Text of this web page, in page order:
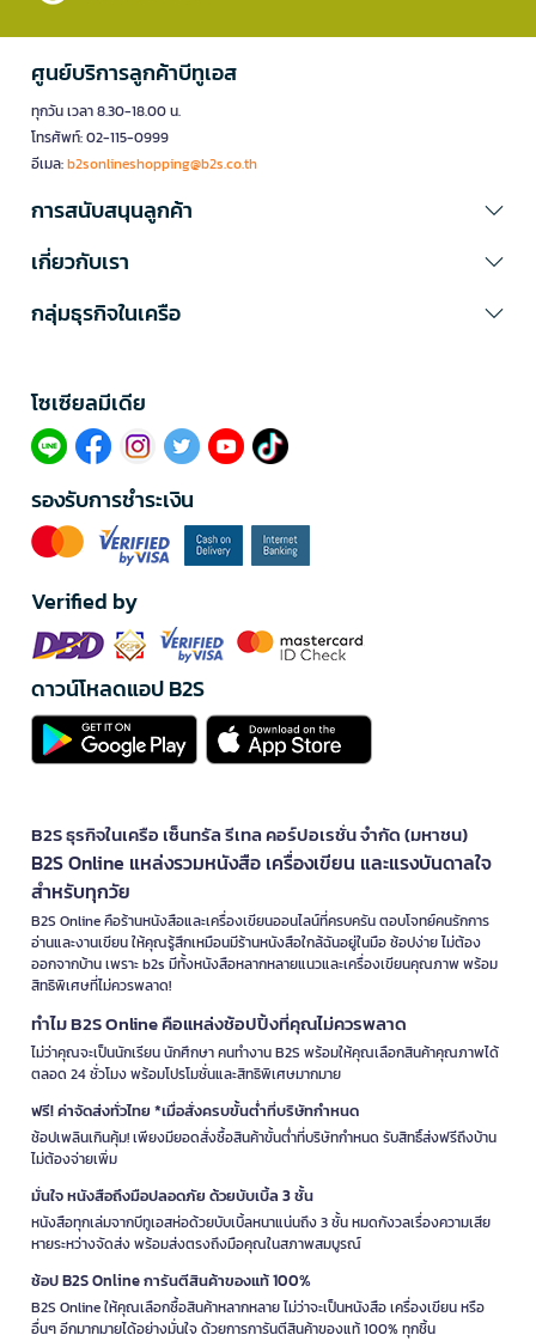
ศูนย์บริการลูกค้าบีทูเอส
ทุกวัน เวลา 8.30-18.00 น.
โทรศัพท์: 02-115-0999
อีเมล:b2sonlineshopping@b2s.co.th
การสนับสนุนลูกค้า
เกี่ยวกับเรา
กลุ่มธุรกิจในเครือ
โซเซียลมีเดีย​
รองรับการชำระเงิน
Verified by
ดาวน์โหลดแอป B2S
B2S ธุรกิจในเครือ เซ็นทรัล รีเทล คอร์ปอเรชั่น จำกัด (มหาชน)
B2S Online แหล่งรวมหนังสือ เครื่องเขียน และแรงบันดาลใจ
สำหรับทุกวัย
B2S Online คือร้านหนังสือและเครื่องเขียนออนไลน์ที่ครบครัน ตอบโจทย์คนรักการ
อ่านและงานเขียน ให้คุณรู้สึกเหมือนมีร้านหนังสือใกล้ฉันอยู่ในมือ ช้อปง่าย ไม่ต้อง
ออกจากบ้าน เพราะ b2s มีทั้งหนังสือหลากหลายแนวและเครื่องเขียนคุณภาพ พร้อม
สิทธิพิเศษที่ไม่ควรพลาด!
ทำไม B2S Online คือแหล่งช้อปปิ้งที่คุณไม่ควรพลาด
ไม่ว่าคุณจะเป็นนักเรียน นักศึกษา คนทำงาน B2S พร้อมให้คุณเลือกสินค้าคุณภาพได้
ตลอด 24 ชั่วโมง พร้อมโปรโมชั่นและสิทธิพิเศษมากมาย
ฟรี! ค่าจัดส่งทั่วไทย *เมื่อสั่งครบขั้นต่ำที่บริษัทกำหนด
ช้อปเพลินเกินคุ้ม! เพียงมียอดสั่งซื้อสินค้าขั้นต่ำที่บริษัทกำหนด รับสิทธิ์ส่งฟรีถึงบ้าน
ไม่ต้องจ่ายเพิ่ม
มั่นใจ หนังสือถึงมือปลอดภัย ด้วยบับเบิ้ล 3 ชั้น
หนังสือทุกเล่มจากบีทูเอสห่อด้วยบับเบิ้ลหนาแน่นถึง 3 ชั้น หมดกังวลเรื่องความเสีย
หายระหว่างจัดส่ง พร้อมส่งตรงถึงมือคุณในสภาพสมบูรณ์
ช้อป B2S Online การันตีสินค้าของแท้ 100%
B2S Online ให้คุณเลือกซื้อสินค้าหลากหลาย ไม่ว่าจะเป็นหนังสือ เครื่องเขียน หรือ
อื่นๆ อีกมากมายได้อย่างมั่นใจ ด้วยการการันตีสินค้าของแท้ 100% ทุกชิ้น